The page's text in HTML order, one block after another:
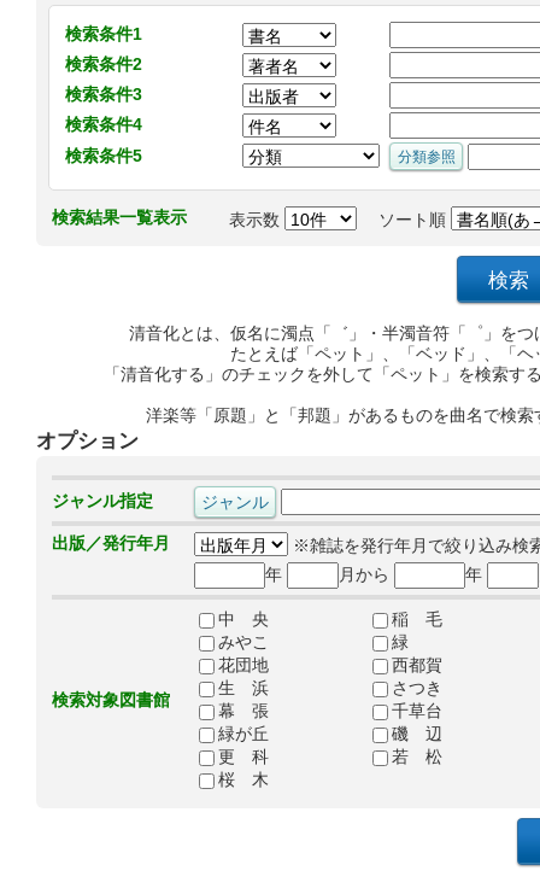
検索条件1
検索条件2
検索条件3
検索条件4
検索条件5
検索結果一覧表示 表示数 ソート順
清音化とは、仮名に濁点「゛」・半濁音符「゜」を
たとえば「ペット」、「ベッド」、「
「清音化する」のチェックを外して「ペット」を検索
洋楽等「原題」と「邦題」があるものを曲名で検
オプション
ジャンル指定
出版／発行年月
※雑誌を発行年月で絞り込み検
年
月から 年
検索対象図書館
中 央
稲 毛
みやこ
緑
花団地
西都賀
生 浜
さつき
幕 張
千草台
緑が丘
磯 辺
更 科
若 松
桜 木